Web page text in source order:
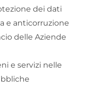
dei dati
e anticorruzione
delle Aziende
e servizi nelle